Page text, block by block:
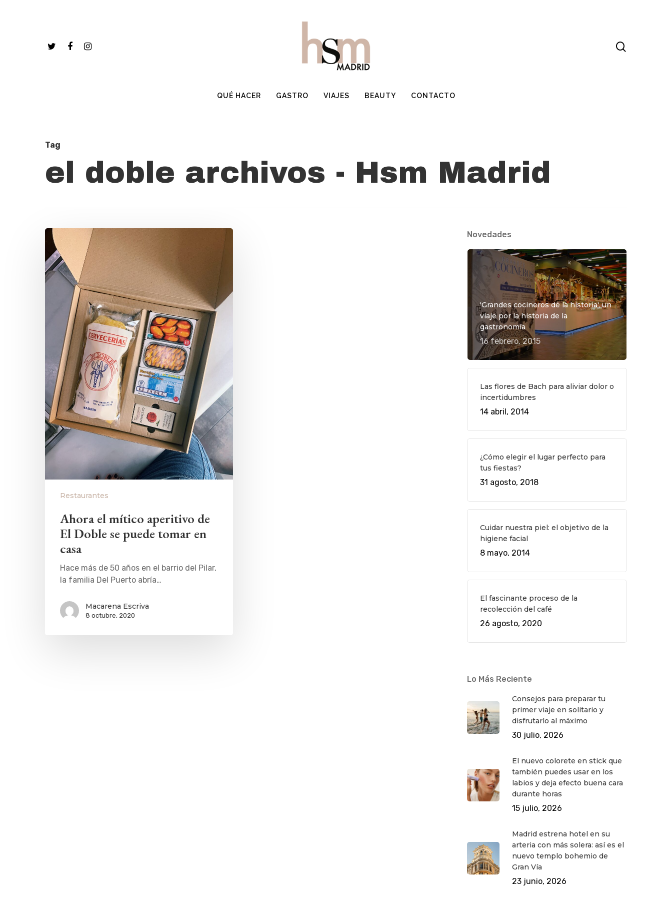
QUÉ HACER GASTRO VIAJES BEAUTY CONTACTO
Tag
el doble archivos - Hsm Madrid
Restaurantes
Ahora el mítico aperitivo de
El Doble se puede tomar en
casa
Hace más de 50 años en el barrio del Pilar,
la familia Del Puerto abría…
Macarena Escriva
8 octubre, 2020
Novedades
'Grandes cocineros de la historia', un
viaje por la historia de la
gastronomía
16 febrero, 2015
Las flores de Bach para aliviar dolor o
incertidumbres
14 abril, 2014
¿Cómo elegir el lugar perfecto para
tus fiestas?
31 agosto, 2018
Cuidar nuestra piel: el objetivo de la
higiene facial
8 mayo, 2014
El fascinante proceso de la
recolección del café
26 agosto, 2020
Lo Más Reciente
Consejos para preparar tu
primer viaje en solitario y
disfrutarlo al máximo
30 julio, 2026
El nuevo colorete en stick que
también puedes usar en los
labios y deja efecto buena cara
durante horas
15 julio, 2026
Madrid estrena hotel en su
arteria con más solera: así es el
nuevo templo bohemio de
Gran Vía
23 junio, 2026